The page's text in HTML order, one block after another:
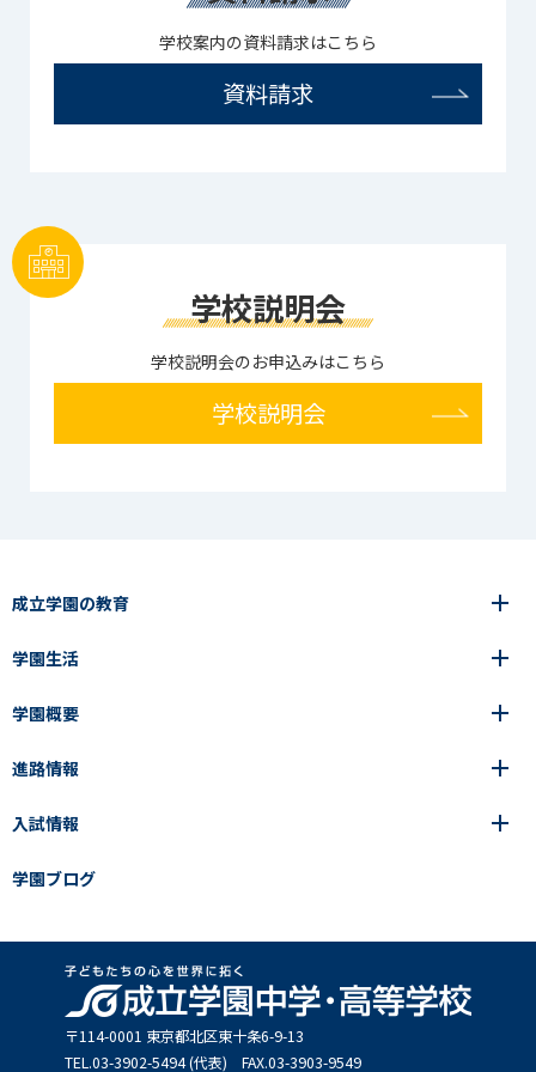
学校案内の資料請求はこちら
資料請求
学校説明会
学校説明会のお申込みはこちら
学校説明会
成立学園の教育
6年間の一貫教育
中学校
高等学校
成立メソッド
教科指導の特徴
卒業生の声
中学校
成立メソッド
卒業生の声
成立学園ならではの教育
見える学力×見えない学力
学園生活
年間行事
施設紹介
制服
学園ブログ
学園概要
学園の歩み
アクセス
進路情報
進路・進学
入試情報
中学入試Q&A
入試結果
説明会・イベント日程
出願方法・募集要項
学園ブログ
〒114-0001 東京都北区東⼗条6-9-13
TEL.03-3902-5494 (代表) FAX.03-3903-9549